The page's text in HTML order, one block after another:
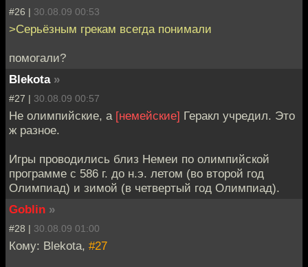
#26 | 30.08.09 00:53
>Серьёзным грекам всегда понимали
помогали?
Blekota »
#27 | 30.08.09 00:57
Не олимпийские, а [немейские] Геракл учредил. Это
ж разное.
Игры проводились близ Немеи по олимпийской
программе с 586 г. до н.э. летом (во второй год
Олимпиад) и зимой (в четвертый год Олимпиад).
Goblin »
#28 | 30.08.09 01:00
Кому: Blekota, #27